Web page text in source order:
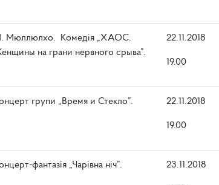
Мюллюлхо. Комедія „ХАОС.
на грани нервного срыва”.
22.11.2018
19.00
групи „Время и Стекло”. 22.11.2018
19.00
фантазія „Чарівна ніч”. 23.11.2018